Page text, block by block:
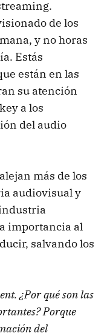
de los
y no horas
Estás
están en las
su atención
a los
del audio
más de los
audiovisual y
importancia al
salvando los
¿Por qué son las
Porque
del